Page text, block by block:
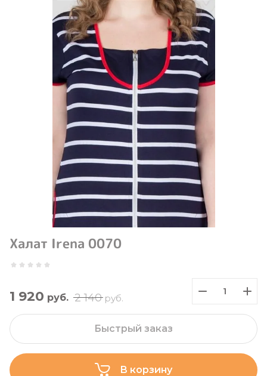
Халат Irena 0070
2 140руб.
1 920 руб.
В корзину
Быстрый заказ